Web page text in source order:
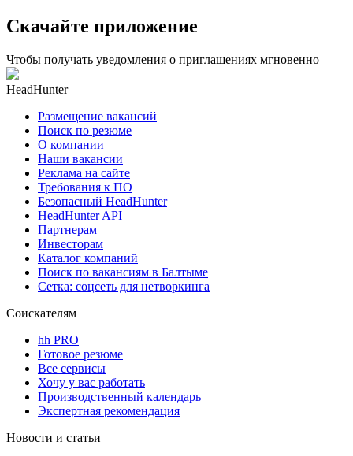
Скачайте приложение
Чтобы получать уведомления о приглашениях мгновенно
HeadHunter
Размещение вакансий
Поиск по резюме
О компании
Наши вакансии
Реклама на сайте
Требования к ПО
Безопасный HeadHunter
HeadHunter API
Партнерам
Инвесторам
Каталог компаний
Поиск по вакансиям в Балтыме
Сетка: соцсеть для нетворкинга
Соискателям
hh PRO
Готовое резюме
Все сервисы
Хочу у вас работать
Производственный календарь
Экспертная рекомендация
Новости и статьи